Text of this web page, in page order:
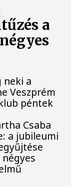
a
neki a
Veszprém
péntek
Csaba
a jubileumi